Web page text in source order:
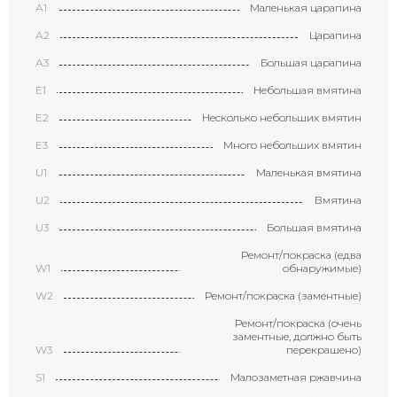
А1 Маленькая царапина
А2 Царапина
А3 Большая царапина
Е1 Небольшая вмятина
Е2 Несколько небольших вмятин
Е3 Много небольших вмятин
U1 Маленькая вмятина
U2 Вмятина
U3 Большая вмятина
W1
Ремонт/покраска (едва
обнаружимые)
W2 Ремонт/покраска (заментные)
W3
Ремонт/покраска (очень
заментные, должно быть
перекрашено)
S1 Малозаметная ржавчина